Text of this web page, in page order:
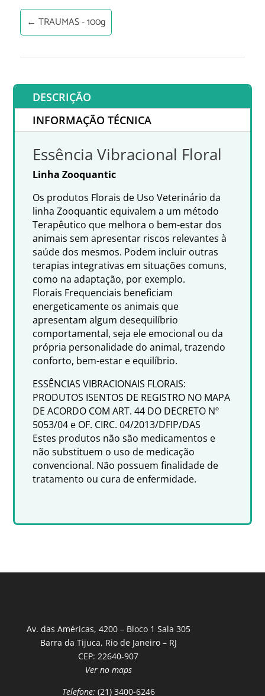
← TRAUMAS - 100g
DESCRIÇÃO
INFORMAÇÃO TÉCNICA
Essência Vibracional Floral
Linha Zooquantic
Os produtos Florais de Uso Veterinário da
linha Zooquantic equivalem a um método
Terapêutico que melhora o bem-estar dos
animais sem apresentar riscos relevantes à
saúde dos mesmos. Podem incluir outras
terapias integrativas em situações comuns,
como na adaptação, por exemplo.
Florais Frequenciais beneficiam
energeticamente os animais que
apresentam algum desequilíbrio
comportamental, seja ele emocional ou da
própria personalidade do animal, trazendo
conforto, bem-estar e equilíbrio.
ESSÊNCIAS VIBRACIONAIS FLORAIS:
PRODUTOS ISENTOS DE REGISTRO NO MAPA
DE ACORDO COM ART. 44 DO DECRETO Nº
5053/04 e OF. CIRC. 04/2013/DFIP/DAS
Estes produtos não são medicamentos e
não substituem o uso de medicação
convencional. Não possuem finalidade de
tratamento ou cura de enfermidade.
Av. das Américas, 4200 – Bloco 1 Sala 305
Barra da Tijuca, Rio de Janeiro – RJ
CEP: 22640-907
Ver no maps
Telefone: (21) 3400-6246